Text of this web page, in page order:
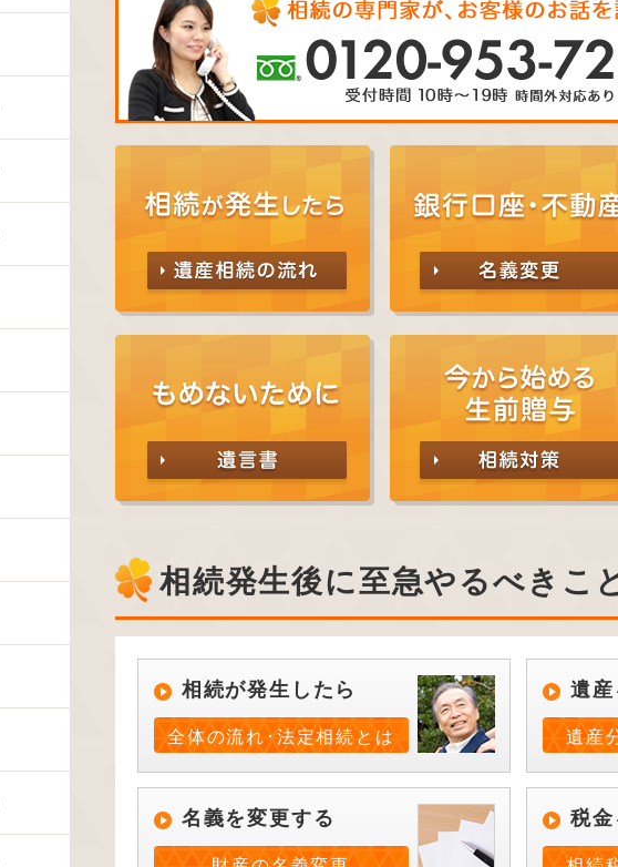
相続発生後に至急やるべきこ
相続が発生したら
全体の流れ･法定相続とは
遺
遺産
名義を変更する 税